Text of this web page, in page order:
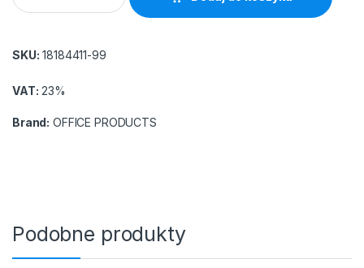
SKU: 18184411-99
VAT: 23%
Brand: OFFICE PRODUCTS
Podobne produkty